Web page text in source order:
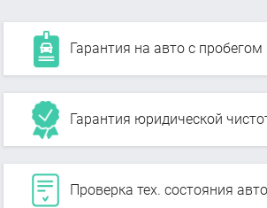
Гарантия на авто с пробегом
Гарантия юридической
Проверка тех. состояния